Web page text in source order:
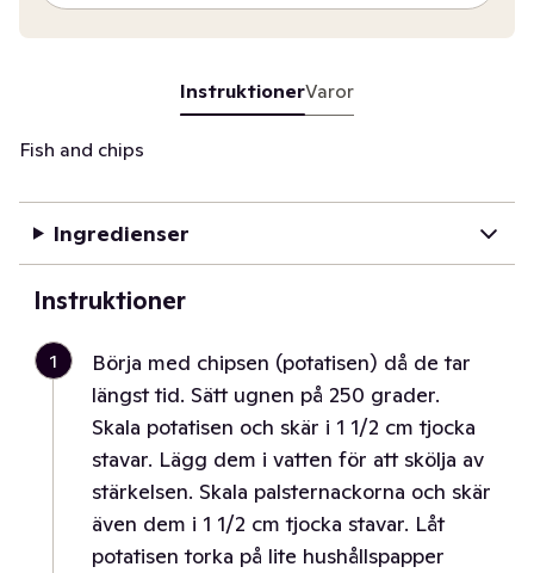
InstruktionerVaror
Fish and chips
Ingredienser
Instruktioner
1
Börja med chipsen (potatisen) då de tar
längst tid. Sätt ugnen på 250 grader.
Skala potatisen och skär i 1 1/2 cm tjocka
stavar. Lägg dem i vatten för att skölja av
stärkelsen. Skala palsternackorna och skär
även dem i 1 1/2 cm tjocka stavar. Låt
potatisen torka på lite hushållspapper